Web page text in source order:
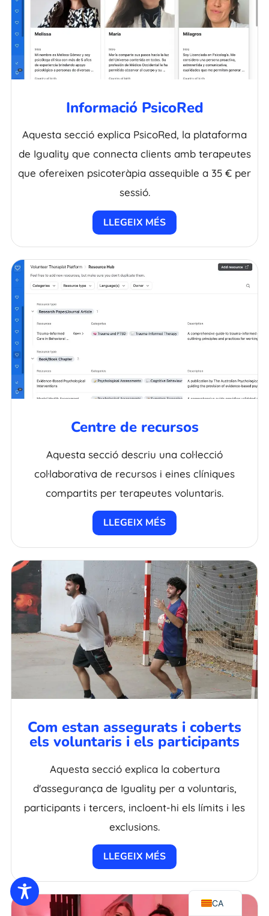
Informació PsicoRed
Aquesta secció explica PsicoRed, la plataforma
de Iguality que connecta clients amb terapeutes
que ofereixen psicoteràpia assequible a 35 € per
sessió.
LLEGEIX MÉS
Centre de recursos
Aquesta secció descriu una col·lecció
col·laborativa de recursos i eines clíniques
compartits per terapeutes voluntaris.
LLEGEIX MÉS
Com estan assegurats i coberts
els voluntaris i els participants
Aquesta secció explica la cobertura
d'assegurança de Iguality per a voluntaris,
participants i tercers, incloent-hi els límits i les
exclusions.
LLEGEIX MÉS
CA
EN
NL
EL